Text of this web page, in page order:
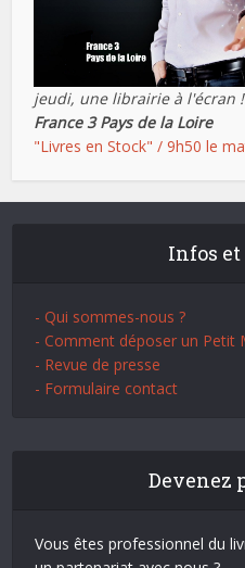
jeudi, une librairie à l'écran
France 3 Pays de la Loire
"Livres en Stock" / 9h50 le
Infos
- Qui sommes-nous ?
- Comment déposer un Petit
- Revue de presse
- Formulaire contact
Devenez
Vous êtes professionnel du